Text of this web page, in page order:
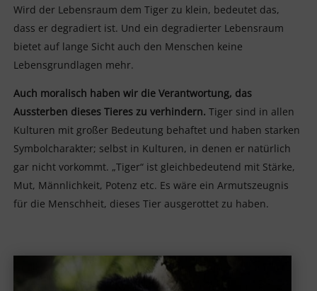
Wird der Lebensraum dem Tiger zu klein, bedeutet das,
dass er degradiert ist. Und ein degradierter Lebensraum
bietet auf lange Sicht auch den Menschen keine
Lebensgrundlagen mehr.
Auch moralisch haben wir die Verantwortung, das
Aussterben dieses Tieres zu verhindern. Tiger sind in allen
Kulturen mit großer Bedeutung behaftet und haben starken
Symbolcharakter; selbst in Kulturen, in denen er natürlich
gar nicht vorkommt. „Tiger“ ist gleichbedeutend mit Stärke,
Mut, Männlichkeit, Potenz etc. Es wäre ein Armutszeugnis
für die Menschheit, dieses Tier ausgerottet zu haben.